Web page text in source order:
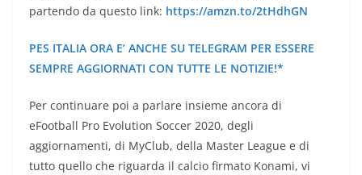
partendo da questo link: https://amzn.to/2tHdhGN
PES ITALIA ORA E’ ANCHE SU TELEGRAM PER ESSERE
SEMPRE AGGIORNATI CON TUTTE LE NOTIZIE!*
Per continuare poi a parlare insieme ancora di
eFootball Pro Evolution Soccer 2020, degli
aggiornamenti, di MyClub, della Master League e di
tutto quello che riguarda il calcio firmato Konami, vi